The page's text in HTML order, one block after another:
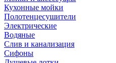
Кухонные мойки
Полотенцесушители
Электрические
Водяные
Слив и канализация
Сифоны